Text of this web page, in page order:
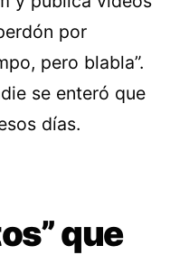
por
pero blabla”.
se enteró que
días.
que